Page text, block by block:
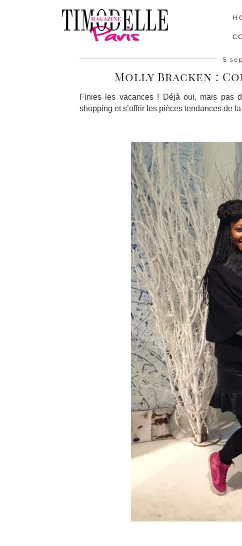
5
Molly Bracken :
Finies les vacances ! Déjà oui, mais pas
shopping et s’offrir les pièces tendances de